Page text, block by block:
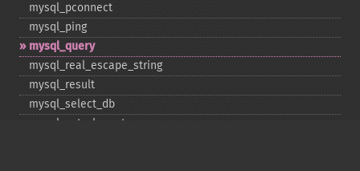
mysql_​pconnect
mysql_​ping
mysql_​query
mysql_​real_​escape_​string
mysql_​result
mysql_​select_​db
mysql_​set_​charset